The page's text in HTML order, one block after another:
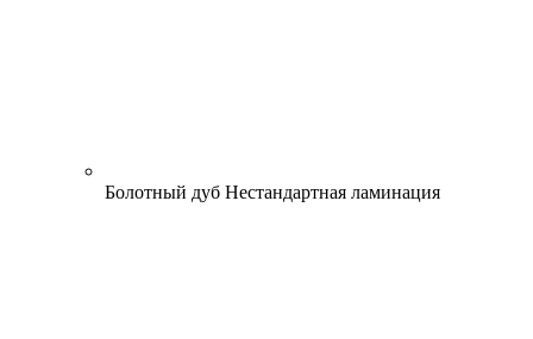
Болотный дуб Нестандартная ламинация